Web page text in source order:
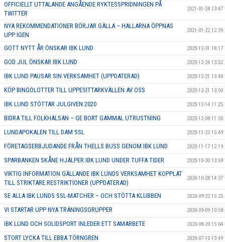
OFFICIELLT UTTALANDE ANGÅENDE RYKTESSPRIDNINGEN PÅ
TWITTER
2021-01-24 13:47
NYA REKOMMENDATIONER BÖRJAR GÄLLA – HALLARNA ÖPPNAS
UPP IGEN
2021-01-22 12:39
GOTT NYTT ÅR ÖNSKAR IBK LUND 2020-12-31 18:17
GOD JUL ÖNSKAR IBK LUND 2020-12-24 13:52
IBK LUND PAUSAR SIN VERKSAMHET (UPPDATERAD) 2020-12-21 13:40
KÖP BINGOLOTTER TILL UPPESITTARKVÄLLEN AV OSS 2020-12-21 13:00
IBK LUND STÖTTAR JULGIVEN 2020 2020-12-14 11:25
BIDRA TILL FOLKHÄLSAN – GE BORT GAMMAL UTRUSTNING 2020-12-08 11:30
LUNDAPOKALEN TILL DAM SSL 2020-11-23 15:49
FÖRETAGSERBJUDANDE FRÅN THELLS BUSS GENOM IBK LUND 2020-11-17 12:19
SPARBANKEN SKÅNE HJÄLPER IBK LUND UNDER TUFFA TIDER 2020-10-30 13:59
VIKTIG INFORMATION GÄLLANDE IBK LUNDS VERKSAMHET KOPPLAT
TILL STRIKTARE RESTRIKTIONER (UPPDATERAD)
2020-10-28 14:37
SE ALLA IBK LUNDS SSL-MATCHER – OCH STÖTTA KLUBBEN 2020-09-22 15:25
VI STARTAR UPP NYA TRÄNINGSGRUPPER 2020-09-09 10:58
IBK LUND OCH SOLIDSPORT INLEDER ETT SAMARBETE 2020-08-20 15:04
STORT LYCKA TILL EBBA TÖRNGREN 2020-07-10 13:49